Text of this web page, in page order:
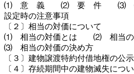
⑴ 意 義 ⑵ 要 件 ⑶ 特
設定時の注意事項
〔２〕相当の対価について
⑴ 相当の対価とは ⑵ 相当の
⑶ 相当の対価の決め方
〔３〕建物譲渡特約付借地権の公示
〔４〕存続期間中の建物滅失につ